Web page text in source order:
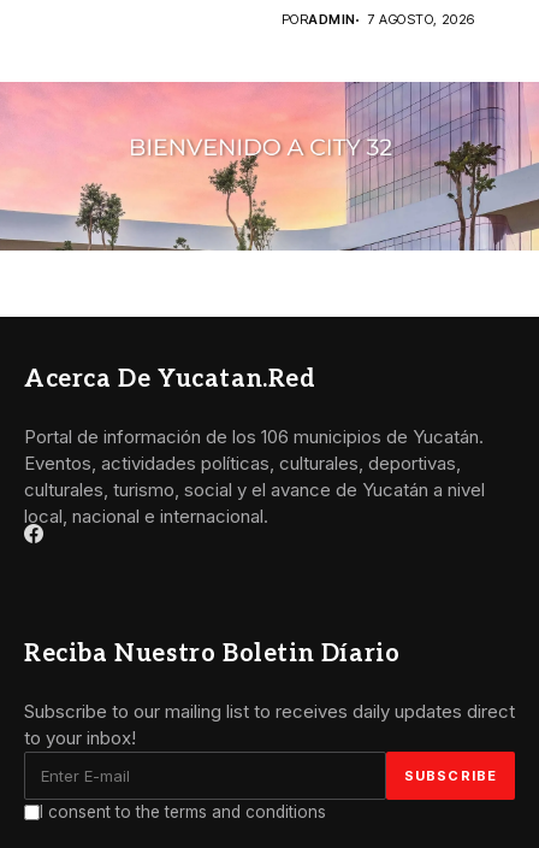
PORADMIN 7 AGOSTO, 2026
Acerca De Yucatan.red
Portal de información de los 106 municipios de Yucatán.
Eventos, actividades políticas, culturales, deportivas,
culturales, turismo, social y el avance de Yucatán a nivel
local, nacional e internacional.
Reciba Nuestro Boletin Díario
Subscribe to our mailing list to receives daily updates direct
to your inbox!
I consent to the terms and conditions